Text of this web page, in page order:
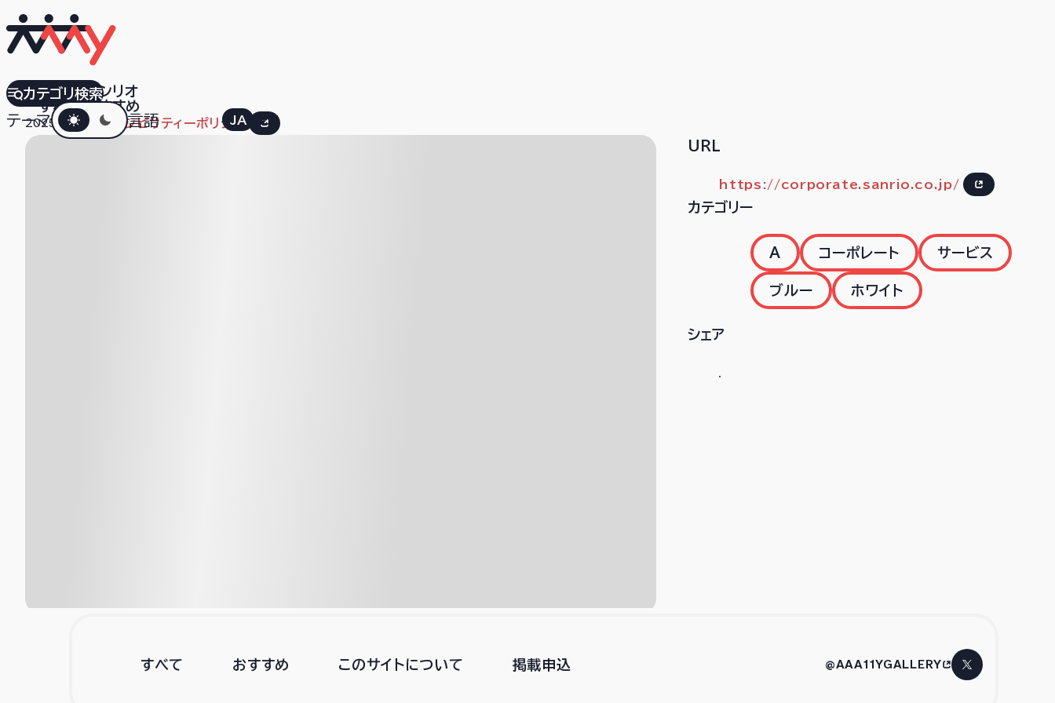
すべておすすめ
テーマダークモード言語 JA EN
カテゴリ検索
株式会社サンリオ
2025.11.06アクセシビリティーポリシー
URL
https://corporate.sanrio.co.jp/
カテゴリー
A コーポレート サービス
ブルー ホワイト
シェア
すべて おすすめ このサイトについて 掲載申込 @AAA11YGALLERY